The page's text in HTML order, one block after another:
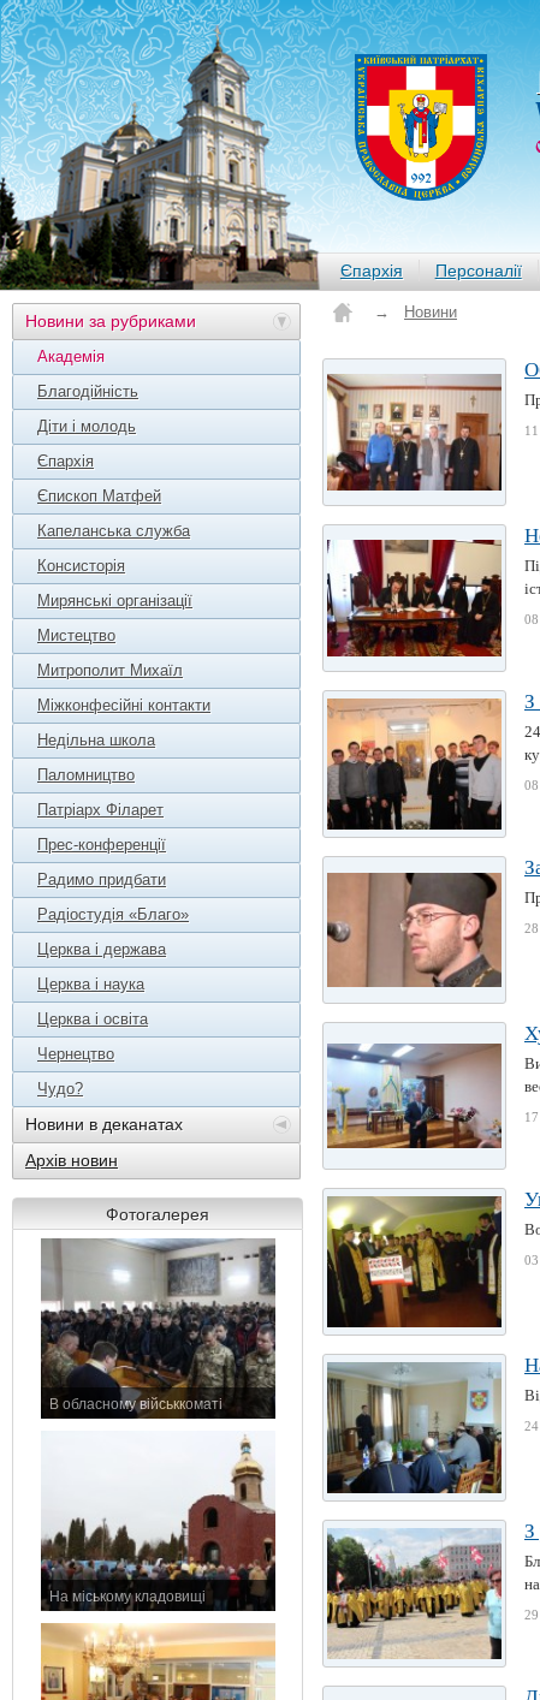
Єпархія Персоналії
Новини за рубриками
Академія
Благодійність
Діти і молодь
Єпархія
Єпископ Матфей
Капеланська служба
Консисторія
Мирянські організації
Мистецтво
Митрополит Михаїл
Міжконфесійні контакти
Недільна школа
Паломництво
Патріарх Філарет
Прес-конференції
Радимо придбати
Радіостудія «Благо»
Церква і держава
Церква і наука
Церква і освіта
Чернецтво
Чудо?
Новини в деканатах
Архів новин
Фотогалерея
В обласному військкоматі
На міському кладовищі
→ Новини
З
28
03
24
З
29